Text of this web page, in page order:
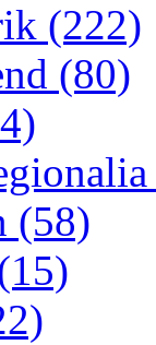
(222)
(80)
(58)